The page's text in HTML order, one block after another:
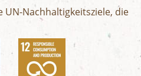
Nachhaltigkeitsziele, die